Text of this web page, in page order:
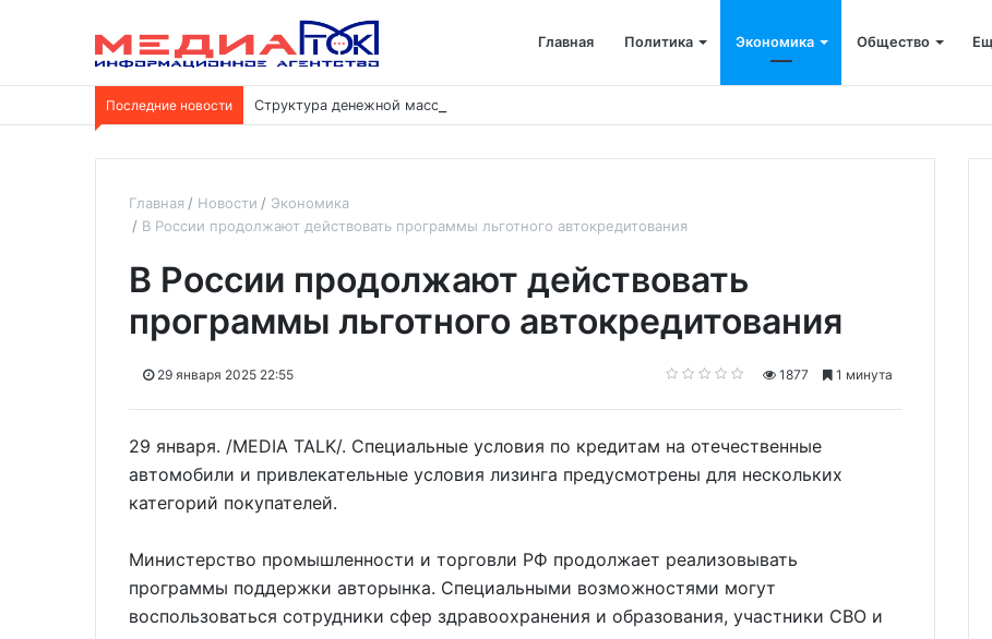
Главная Политика Экономика Общество
Последние новости Структура денежной массы меняется: корпоративные депозиты обогнали вклады населения
Главная Новости
Экономика
В России продолжают действовать программы льготного автокредитования
В России продолжают действовать
программы льготного автокредитования
29 января 2025 22:55 1877 1 минута
29 января. /MEDIA TALK/. Специальные условия по кредитам на отечественные
автомобили и привлекательные условия лизинга предусмотрены для нескольких
категорий покупателей.
Министерство промышленности и торговли РФ продолжает реализовывать
программы поддержки авторынка. Специальными возможностями могут
воспользоваться сотрудники сфер здравоохранения и образования, участники СВО и